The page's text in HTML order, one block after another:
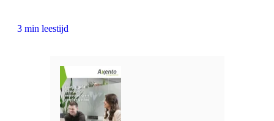
3 min leestijd